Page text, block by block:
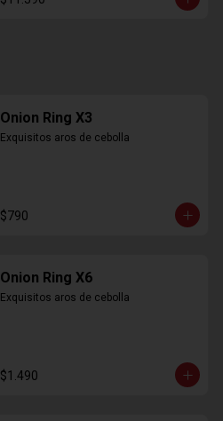
Onion Ring X3
Exquisitos aros de cebolla
$790
Onion Ring X6
Exquisitos aros de cebolla
$1.490